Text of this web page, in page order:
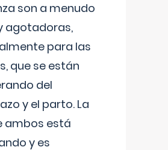
son a menudo
agotadoras,
para las
que se están
del
y el parto. La
ambos está
y es